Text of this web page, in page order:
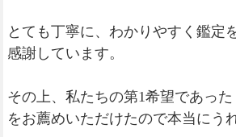
とても丁寧に、わかりやすく鑑定
感謝しています。
その上、私たちの第1希望であっ
をお薦めいただけたので本当にう